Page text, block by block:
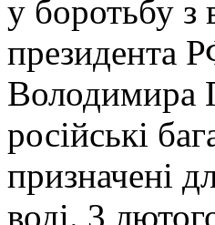
у боротьбу з
президента
Володимира
російські
призначені
воді. 3